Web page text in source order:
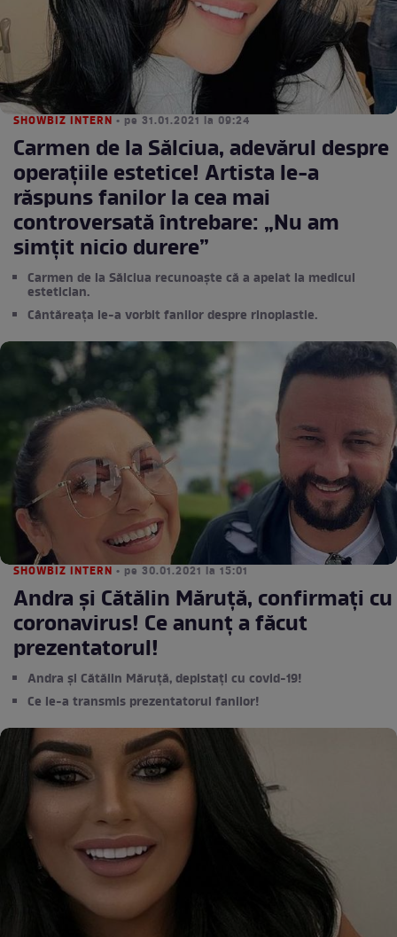
SHOWBIZ INTERN • pe 31.01.2021 la 09:24
Carmen de la Sălciua, adevărul despre
operațiile estetice! Artista le-a
răspuns fanilor la cea mai
controversată întrebare: „Nu am
simțit nicio durere”
Carmen de la Sălciua recunoaște că a apelat la medicul
estetician.
Cântăreața le-a vorbit fanilor despre rinoplastie.
SHOWBIZ INTERN • pe 30.01.2021 la 15:01
Andra și Cătălin Măruță, confirmați cu
coronavirus! Ce anunț a făcut
prezentatorul!
Andra și Cătălin Măruță, depistați cu covid-19!
Ce le-a transmis prezentatorul fanilor!